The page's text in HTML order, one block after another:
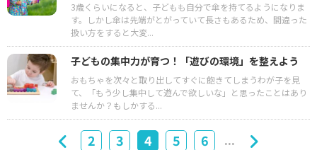
3歳くらいになると、子どもも自分で傘を持てるようになりま
す。しかし傘は先端がとがっていて長さもあるため、間違った
扱い方をすると大変...
子どもの集中力が育つ！「遊びの環境」を整えよう
おもちゃを次々と取り出してすぐに飽きてしまうわが子を見
て、「もう少し集中して遊んで欲しいな」と思ったことはあり
ませんか？もしかする...
2 3 4 5 6 ...